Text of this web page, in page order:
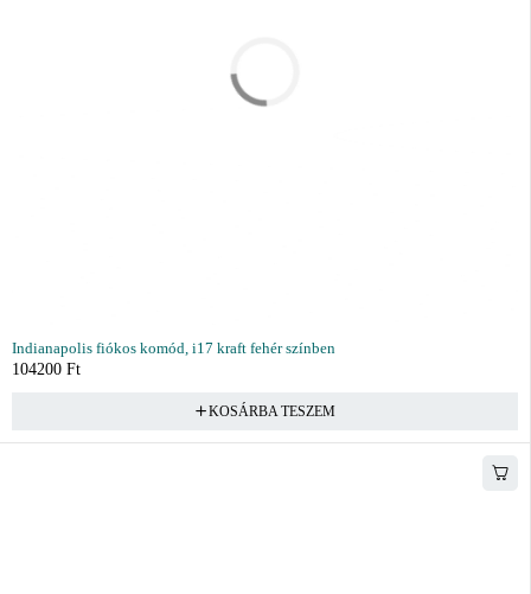
Indianapolis fiókos komód, i17 kraft fehér színben
104200 Ft
KOSÁRBA TESZEM